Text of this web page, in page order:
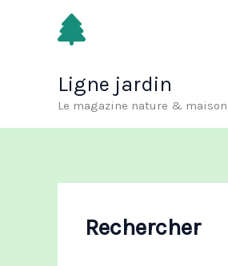
Ligne jardin
Le magazine nature & maison
Rechercher